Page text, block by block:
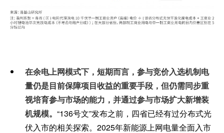
在余电上网模式下，短期而言，参与竞价入选机制电
量仍是目前保障项目收益的重要手段，但仍需同步重
视培育参与市场的能力，并通过参与市场扩大新增装
机规模。 “136号文”发布之前，四省已经有过分布式光
伏入市的相关探索。2025年新能源上网电量全面入市